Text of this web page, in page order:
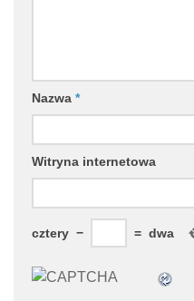
Nazwa *
Witryna internetowa
cztery − = dwa